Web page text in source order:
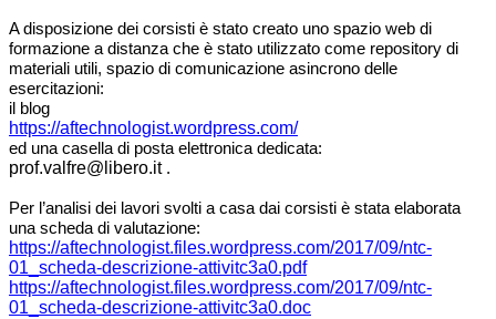
A disposizione dei corsisti è stato creato uno spazio web di
formazione a distanza che è stato utilizzato come repository di
materiali utili, spazio di comunicazione asincrono delle
esercitazioni:
il blog
https://aftechnologist.wordpress.com/
ed una casella di posta elettronica dedicata:
prof.valfre@libero.it.
Per l’analisi dei lavori svolti a casa dai corsisti è stata elaborata
una scheda di valutazione:
https://aftechnologist.files.wordpress.com/2017/09/ntc-
01_scheda-descrizione-attivitc3a0.pdf
https://aftechnologist.files.wordpress.com/2017/09/ntc-
01_scheda-descrizione-attivitc3a0.doc